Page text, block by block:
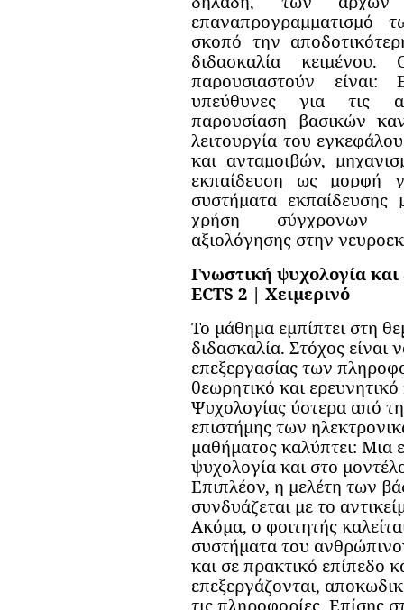
σκοπό την
διδασκαλία
παρουσιαστούν είναι:
υπεύθυνες για τις
παρουσίαση βασικών
λειτουργία του
και ανταμοιβών,
εκπαίδευση ως μορφή
συστήματα εκπαίδευσης
χρήση σύγχρονων
αξιολόγησης στην
Γνωστική ψυχολογία
ECTS 2 | Χειμερινό
Το μάθημα εμπίπτει στη
διδασκαλία. Στόχος είναι
επεξεργασίας των
θεωρητικό και
Ψυχολογίας ύστερα από
επιστήμης των
μαθήματος καλύπτει: Μια
ψυχολογία και στο
Επιπλέον, η μελέτη των
συνδυάζεται με το
Ακόμα, ο φοιτητής
συστήματα του
και σε πρακτικό επίπεδο
επεξεργάζονται,
τις πληροφορίες. Επίσης